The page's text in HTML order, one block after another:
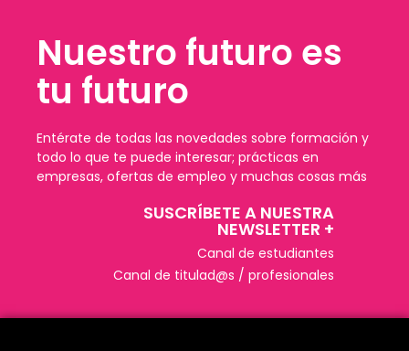
Nuestro futuro es
tu futuro
Entérate de todas las novedades sobre formación y
todo lo que te puede interesar; prácticas en
empresas, ofertas de empleo y muchas cosas más
SUSCRÍBETE A NUESTRA
NEWSLETTER +​
Canal de estudiantes
Canal de titulad@s / profesionales